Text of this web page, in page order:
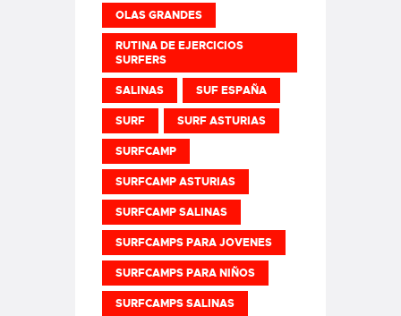
OLAS GRANDES
RUTINA DE EJERCICIOS
SURFERS
SALINAS SUF ESPAÑA
SURF SURF ASTURIAS
SURFCAMP
SURFCAMP ASTURIAS
SURFCAMP SALINAS
SURFCAMPS PARA JOVENES
SURFCAMPS PARA NIÑOS
SURFCAMPS SALINAS